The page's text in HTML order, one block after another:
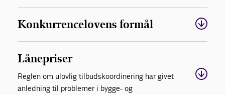
Konkurrencelovens formål
Lånepriser
Reglen om ulovlig tilbudskoordinering har givet
anledning til problemer i bygge- og